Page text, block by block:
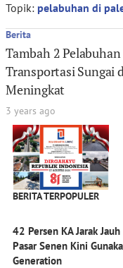
Topik: pelabuhan di
Berita
Tambah 2 Pelabuhan
Transportasi Sungai
Meningkat
3 years ago
BERITA TERPOPULER
42 Persen KA Jarak
Pasar Senen Kini
Generation